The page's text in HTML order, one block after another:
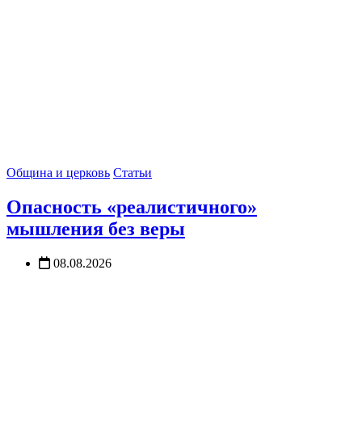
Община и церковь Статьи
Опасность «реалистичного»
мышления без веры
08.08.2026